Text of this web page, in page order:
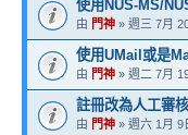
使用NUS-MS/
由 門神 » 週三 7月
使用UMail或是
由 門神 » 週二 7月
註冊改為人工審
由 門神 » 週六 1月 9